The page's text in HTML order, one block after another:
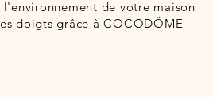
de votre maison
doigts grâce à COCODÔME